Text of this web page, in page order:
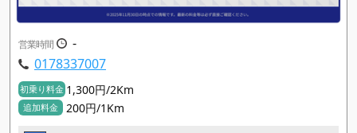
営業時間
-
0178337007
初乗り料金 1,300円/2Km
追加料金 200円/1Km